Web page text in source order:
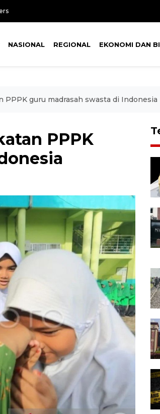
NASIONAL REGIONAL EKONOMI DAN
guru madrasah swasta di Indonesia
PPPK